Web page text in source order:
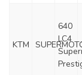
KTM
640
LC4